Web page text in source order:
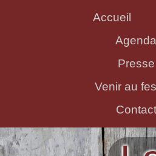
Accueil
Agenda
Presse
Venir au
Contact